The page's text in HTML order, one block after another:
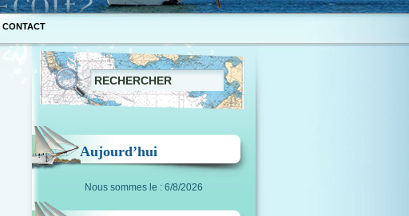
CONTACT
Aujourd’hui
Nous sommes le : 6/8/2026